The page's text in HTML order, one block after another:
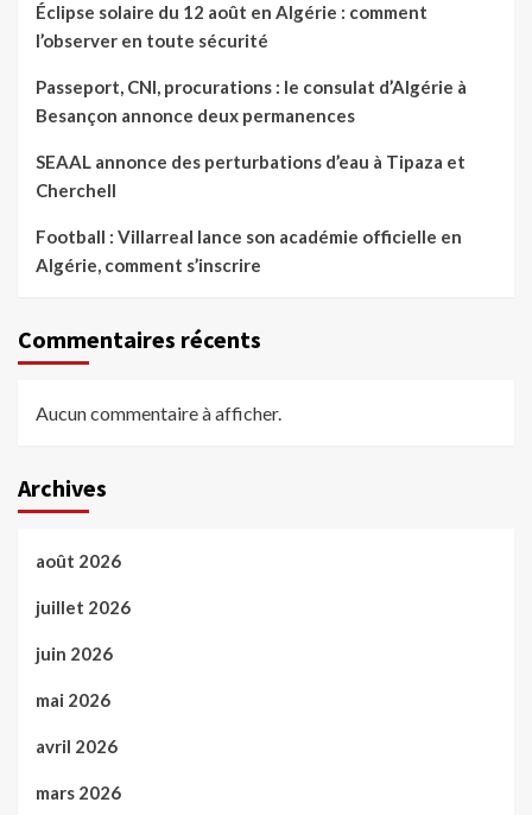
Éclipse solaire du 12 août en Algérie : comment
l’observer en toute sécurité
Passeport, CNI, procurations : le consulat d’Algérie à
Besançon annonce deux permanences
SEAAL annonce des perturbations d’eau à Tipaza et
Cherchell
Football : Villarreal lance son académie officielle en
Algérie, comment s’inscrire
Commentaires récents
Aucun commentaire à afficher.
Archives
août 2026
juillet 2026
juin 2026
mai 2026
avril 2026
mars 2026